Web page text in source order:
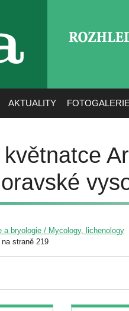
AKTUALITY
a bryologie / Mycology, lichenology
na straně 219